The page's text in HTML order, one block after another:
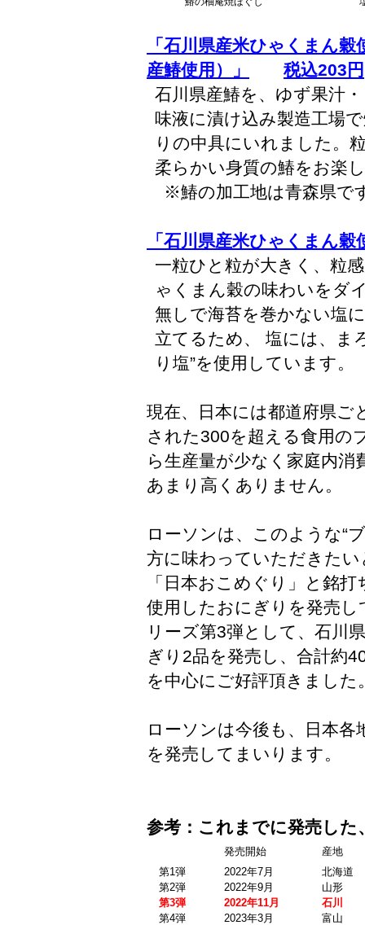
「石川県産米ひゃくまん
産鰆使用）」
税込203円
石川県産鰆を、ゆず果汁
味液に漬け込み製造工場
りの中具にいれました。
柔らかい身質の鰆をお楽
※鰆の加工地は青森県で
「石川県産米ひゃくまん
一粒ひと粒が大きく、粒
ゃくまん穀の味わいをダ
無しで海苔を巻かない塩
立てるため、 塩には、ま
り塩”を使用しています。
現在、日本には都道府県ご
された300を超える食用の
ら生産量が少なく家庭内消
あまり高くありません。
ローソンは、このような“
方に味わっていただきた
「日本おこめぐり」と銘
使用したおにぎりを発売
リーズ第3弾として、石川
ぎり2品を発売し、合計約
を中心にご好評頂きました
ローソンは今後も、日本
を発売してまいります。
参考：これまでに発売し
発売開始
産地
第1弾
第2弾
第3弾
第4弾
2022年7月
2022年9月
2022年11月
2023年3月
北海道
山形
石川
富山